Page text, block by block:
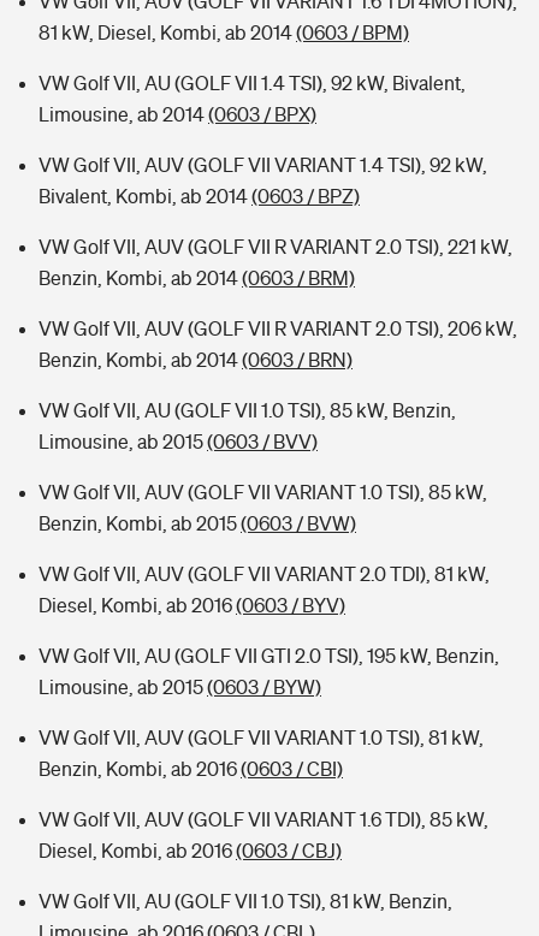
81 kW, Diesel, Kombi, ab 2014(0603 / BPM)
VW Golf VII, AU (GOLF VII 1.4 TSI), 92 kW, Bivalent,
Limousine, ab 2014(0603 / BPX)
VW Golf VII, AUV (GOLF VII VARIANT 1.4 TSI), 92 kW,
Bivalent, Kombi, ab 2014(0603 / BPZ)
VW Golf VII, AUV (GOLF VII R VARIANT 2.0 TSI), 221 kW,
Benzin, Kombi, ab 2014(0603 / BRM)
VW Golf VII, AUV (GOLF VII R VARIANT 2.0 TSI), 206 kW,
Benzin, Kombi, ab 2014(0603 / BRN)
VW Golf VII, AU (GOLF VII 1.0 TSI), 85 kW, Benzin,
Limousine, ab 2015(0603 / BVV)
VW Golf VII, AUV (GOLF VII VARIANT 1.0 TSI), 85 kW,
Benzin, Kombi, ab 2015(0603 / BVW)
VW Golf VII, AUV (GOLF VII VARIANT 2.0 TDI), 81 kW,
Diesel, Kombi, ab 2016(0603 / BYV)
VW Golf VII, AU (GOLF VII GTI 2.0 TSI), 195 kW, Benzin,
Limousine, ab 2015(0603 / BYW)
VW Golf VII, AUV (GOLF VII VARIANT 1.0 TSI), 81 kW,
Benzin, Kombi, ab 2016(0603 / CBI)
VW Golf VII, AUV (GOLF VII VARIANT 1.6 TDI), 85 kW,
Diesel, Kombi, ab 2016(0603 / CBJ)
VW Golf VII, AU (GOLF VII 1.0 TSI), 81 kW, Benzin,